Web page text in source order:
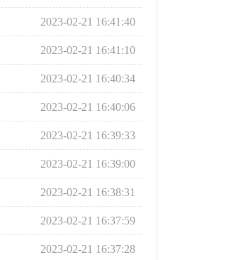
2023-02-21 16:41:40
2023-02-21 16:41:10
2023-02-21 16:40:34
2023-02-21 16:40:06
2023-02-21 16:39:33
2023-02-21 16:39:00
2023-02-21 16:38:31
2023-02-21 16:37:59
2023-02-21 16:37:28